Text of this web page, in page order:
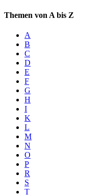
Themen von A bis Z
A
B
C
D
E
F
G
H
I
K
L
M
N
O
P
R
S
T